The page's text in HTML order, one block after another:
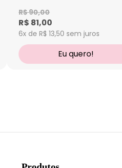
R$ 90,00
R$ 81,00
6x de R$ 13,50 sem juros
Eu quero!